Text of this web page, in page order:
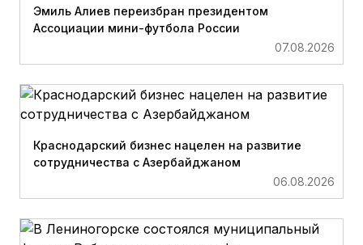
Эмиль Алиев переизбран президентом
Ассоциации мини-футбола России
07.08.2026
Краснодарский бизнес нацелен на развитие
сотрудничества с Азербайджаном
06.08.2026